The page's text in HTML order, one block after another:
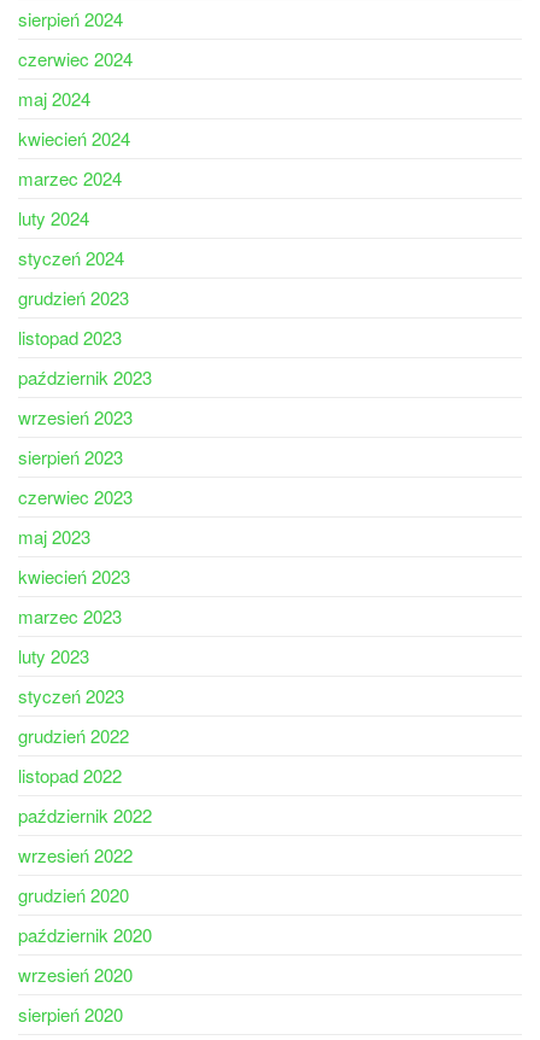
sierpień 2024
czerwiec 2024
maj 2024
kwiecień 2024
marzec 2024
luty 2024
styczeń 2024
grudzień 2023
listopad 2023
październik 2023
wrzesień 2023
sierpień 2023
czerwiec 2023
maj 2023
kwiecień 2023
marzec 2023
luty 2023
styczeń 2023
grudzień 2022
listopad 2022
październik 2022
wrzesień 2022
grudzień 2020
październik 2020
wrzesień 2020
sierpień 2020